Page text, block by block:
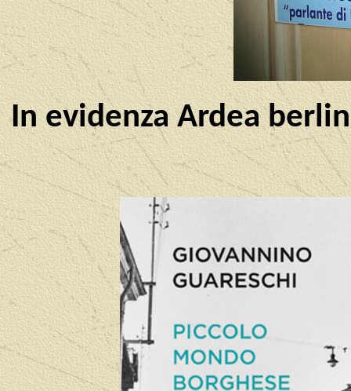
In evidenza Ardea